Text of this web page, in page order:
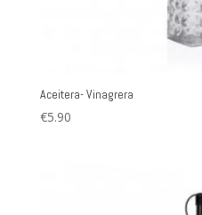
Aceitera- Vinagrera
€5.90